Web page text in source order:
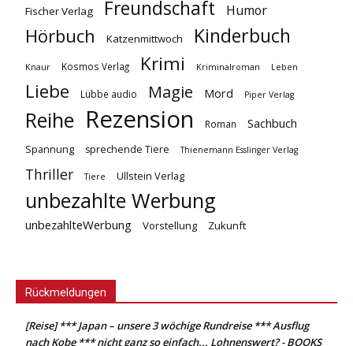
Fischer Verlag Freundschaft Humor
Hörbuch Katzenmittwoch Kinderbuch
Knaur Kosmos Verlag Krimi Kriminalroman Leben
Liebe Lübbe audio Magie Mord Piper Verlag
Reihe Rezension Roman Sachbuch
Spannung sprechende Tiere Thienemann Esslinger Verlag
Thriller Tiere Ullstein Verlag
unbezahlte Werbung
unbezahlteWerbung Vorstellung Zukunft
Rückmeldungen
[Reise] *** Japan – unsere 3 wöchige Rundreise *** Ausflug
nach Kobe *** nicht ganz so einfach... Lohnenswert? - BOOKS